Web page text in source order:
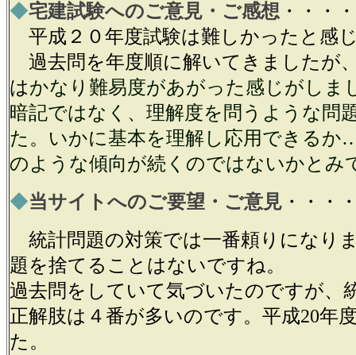
◆宅建試験へのご意見・ご感想 ・・・・
平成２０年度試験は難しかったと感
過去問を年度順に解いてきましたが
はかなり難易度があがった感じがしま
暗記ではなく、理解度を問うような問
た。いかに基本を理解し応用できるか
のような傾向が続くのではないかとみ
◆当サイトへのご要望・ご意見 ・・・
統計問題の対策では一番頼りになり
題を捨てることはないですね。
過去問をしていて気づいたのですが、
正解肢は４番が多いのです。平成20年
た。